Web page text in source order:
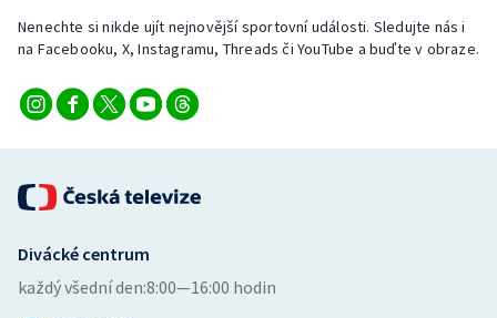
Nenechte si nikde ujít nejnovější sportovní události. Sledujte nás i
na Facebooku, X, Instagramu, Threads či YouTube a buďte v obraze.
Divácké centrum
každý všední den:8:00—16:00 hodin